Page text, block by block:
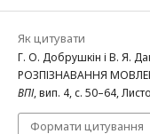
Як цитувати
Г. О. Добрушкін і В. Я.
РОЗПІЗНАВАННЯ
ВПІ, вип. 4, с. 50–64,
Формати цитування